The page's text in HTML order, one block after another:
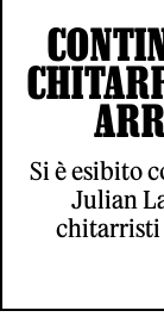
Si è esibito
Julian
chitarristi